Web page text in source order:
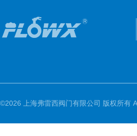
©2026 上海弗雷西阀门有限公司 版权所有